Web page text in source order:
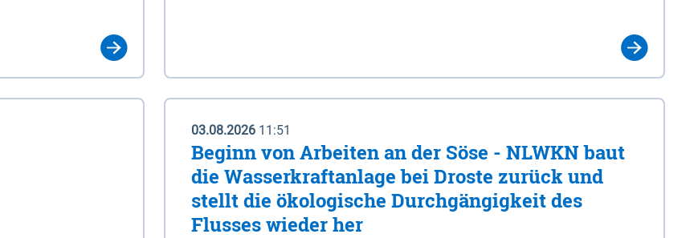
03.08.2026 11:51
Beginn von Arbeiten an der Söse - NLWKN baut
die Wasserkraftanlage bei Droste zurück und
stellt die ökologische Durchgängigkeit des
Flusses wieder her